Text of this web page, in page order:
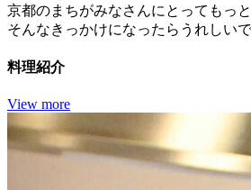
京都のまちがみなさんにとってもっ
そんなきっかけになったらうれしいで
料理紹介
View more